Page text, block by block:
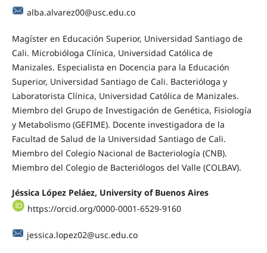
alba.alvarez00@usc.edu.co
Magíster en Educación Superior, Universidad Santiago de
Cali. Microbióloga Clínica, Universidad Católica de
Manizales. Especialista en Docencia para la Educación
Superior, Universidad Santiago de Cali. Bacterióloga y
Laboratorista Clínica, Universidad Católica de Manizales.
Miembro del Grupo de Investigación de Genética, Fisiología
y Metabolismo (GEFIME). Docente investigadora de la
Facultad de Salud de la Universidad Santiago de Cali.
Miembro del Colegio Nacional de Bacteriología (CNB).
Miembro del Colegio de Bacteriólogos del Valle (COLBAV).
Jéssica López Peláez, University of Buenos Aires
https://orcid.org/0000-0001-6529-9160
jessica.lopez02@usc.edu.co